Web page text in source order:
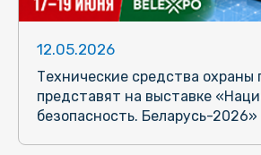
12.05.2026
Технические средства охраны
представят на выставке
безопасность. Беларусь-2026»